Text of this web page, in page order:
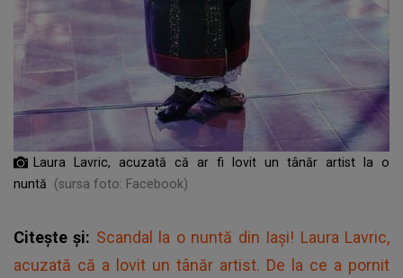
Laura Lavric, acuzată că ar fi lovit un tânăr artist la o
nuntă
(sursa foto: Facebook)
Citește și: Scandal la o nuntă din Iași! Laura Lavric,
acuzată că a lovit un tânăr artist. De la ce a pornit